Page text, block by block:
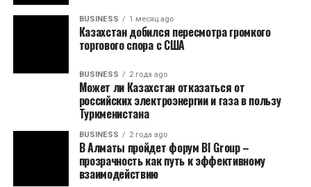
BUSINESS 1 месяц ago
Казахстан добился пересмотра громкого
торгового спора с США
BUSINESS 2 года ago
Может ли Казахстан отказаться от
российских электроэнергии и газа в пользу
Туркменистана
BUSINESS 2 года ago
В Алматы пройдет форум BI Group –
прозрачность как путь к эффективному
взаимодействию